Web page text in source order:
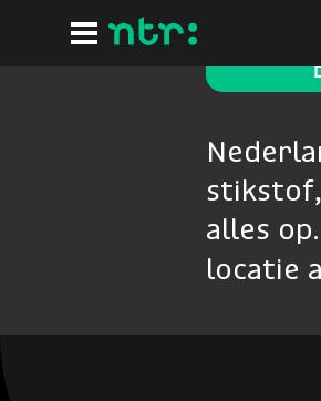
hoofdinhoud
stikstof,
alles
locatie